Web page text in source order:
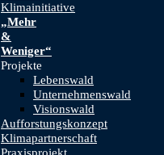
Klimainitiative
„Mehr
&
Weniger“
Projekte
Lebenswald
Unternehmenswald
Visionswald
Aufforstungskonzept
Klimapartnerschaft